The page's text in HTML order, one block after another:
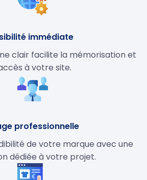
immédiate
clair facilite la mémorisation et
à votre site.
professionnelle
de votre marque avec une
dédiée à votre projet.